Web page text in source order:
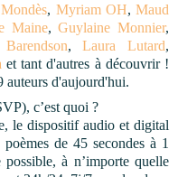
, Myriam OH, Maud
Maine, Guylaine Monnier
, Laura Lutard
et tant d'autres à découvrir !
auteurs d'aujourd'hui.
c’est quoi ?
le dispositif audio et digital
de 45 secondes à 1
à n’importe quelle